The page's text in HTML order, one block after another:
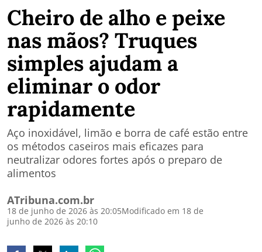
Cheiro de alho e peixe
nas mãos? Truques
simples ajudam a
eliminar o odor
rapidamente
Aço inoxidável, limão e borra de café estão entre
os métodos caseiros mais eficazes para
neutralizar odores fortes após o preparo de
alimentos
ATribuna.com.br
18 de junho de 2026 às 20:05Modificado em 18 de
junho de 2026 às 20:10